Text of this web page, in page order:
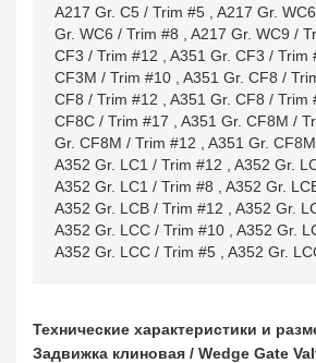
A217 Gr. C5 / Trim #5
A217 Gr.
Gr. WC6 / Trim #8
A217 Gr. WC9 /
CF3 / Trim #12
A351 Gr. CF3 / Trim
CF3M / Trim #10
A351 Gr. CF8 /
CF8 / Trim #12
A351 Gr. CF8 / Trim
CF8C / Trim #17
A351 Gr. CF8M /
Gr. CF8M / Trim #12
A351 Gr.
A352 Gr. LC1 / Trim #12
A352 Gr.
A352 Gr. LC1 / Trim #8
A352 Gr.
A352 Gr. LCB / Trim #12
A352 Gr.
A352 Gr. LCC / Trim #10
A352 Gr.
A352 Gr. LCC / Trim #5
A352 Gr.
Технические характеристики и
Задвижка клиновая / Wedge Gate